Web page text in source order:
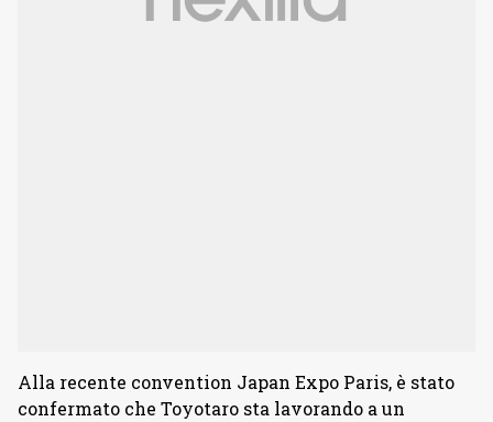
Alla recente convention Japan Expo Paris, è stato
confermato che Toyotaro sta lavorando a un